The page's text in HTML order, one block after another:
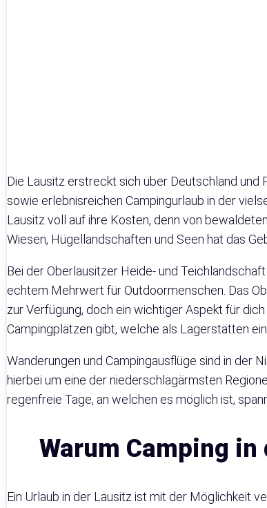
Die Lausitz erstreckt sich über Deutschland und
sowie erlebnisreichen Campingurlaub in der
Lausitz voll auf ihre Kosten, denn von
Wiesen, Hügellandschaften und Seen hat das
Bei der Oberlausitzer Heide- und
echtem Mehrwert für Outdoormenschen. Das
zur Verfügung, doch ein wichtiger Aspekt für
Campingplätzen gibt, welche als Lagerstätten
Wanderungen und Campingausflüge sind in der
hierbei um eine der niederschlagärmsten
regenfreie Tage, an welchen es möglich ist,
Warum Camping
Ein Urlaub in der Lausitz ist mit der Möglichkeit